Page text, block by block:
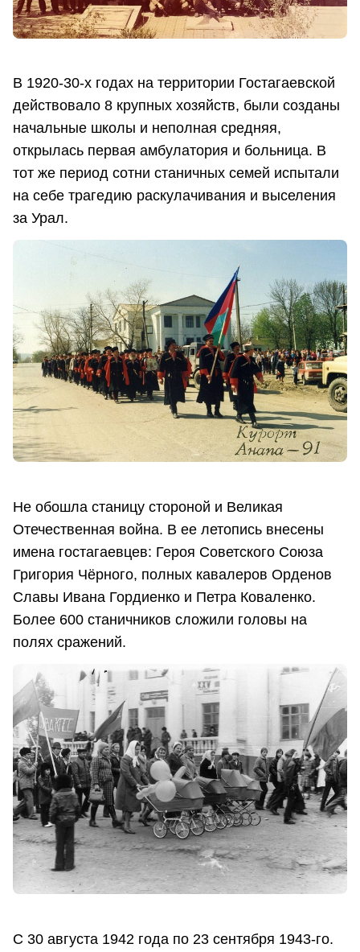
В 1920-30-х годах на территории Гостагаевской
действовало 8 крупных хозяйств, были созданы
начальные школы и неполная средняя,
открылась первая амбулатория и больница. В
тот же период сотни станичных семей испытали
на себе трагедию раскулачивания и выселения
за Урал.
Не обошла станицу стороной и Великая
Отечественная война. В ее летопись внесены
имена гостагаевцев: Героя Советского Союза
Григория Чёрного, полных кавалеров Орденов
Славы Ивана Гордиенко и Петра Коваленко.
Более 600 станичников сложили головы на
полях сражений.
С 30 августа 1942 года по 23 сентября 1943-го.